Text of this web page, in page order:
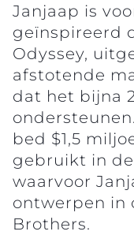
Janjaap is
geïnspireerd
Odyssey,
afstotende
dat het bijna
bed $1,5
gebruikt in
waarvoor
ontwerpen in
Brothers.